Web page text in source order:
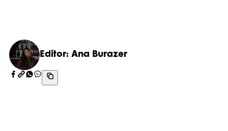
Editor: Ana Burazer